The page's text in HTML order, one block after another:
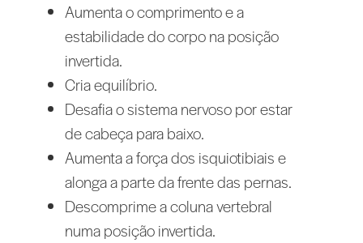
Aumenta o comprimento e a
estabilidade do corpo na posição
invertida.
Cria equilíbrio.
Desafia o sistema nervoso por estar
de cabeça para baixo.
Aumenta a força dos isquiotibiais e
alonga a parte da frente das pernas.
Descomprime a coluna vertebral
numa posição invertida.